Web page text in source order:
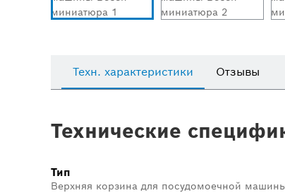
Техн. характеристики Отзывы
Технические
Тип
Верхняя корзина для посудомоечной